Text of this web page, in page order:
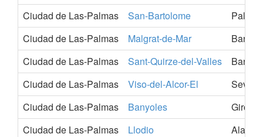
Ciudad de Las-Palmas
San-Bartolome
Ciudad de Las-Palmas
Malgrat-de-Mar
Ciudad de Las-Palmas
Sant-Quirze-del-Valles
Ciudad de Las-Palmas
Viso-del-Alcor-El
Sevilla
Ciudad de Las-Palmas
Banyoles
Girona
Ciudad de Las-Palmas
Llodio
Alava